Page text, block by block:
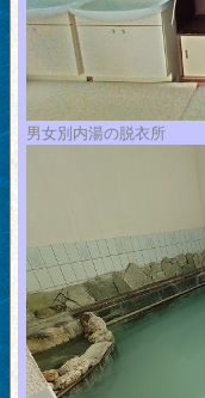
男女別内湯の脱衣所